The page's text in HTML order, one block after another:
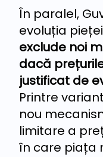
În paralel,
evoluția
exclude noi
dacă
justificat de
Printre
nou
limitare a
în care piața